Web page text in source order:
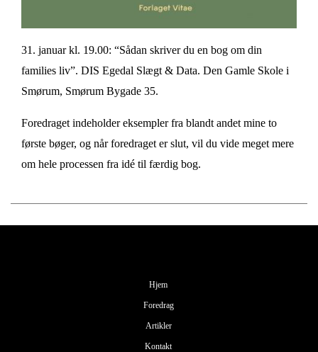
31. januar kl. 19.00: “Sådan skriver du en bog om din
families liv”. DIS Egedal Slægt & Data. Den Gamle Skole i
Smørum, Smørum Bygade 35.
Foredraget indeholder eksempler fra blandt andet mine to
første bøger, og når foredraget er slut, vil du vide meget mere
om hele processen fra idé til færdig bog.
Hjem
Foredrag
Artikler
Kontakt